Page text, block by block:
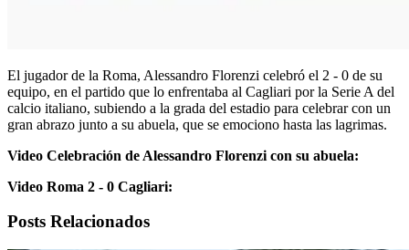
El jugador de la Roma, Alessandro Florenzi celebró el 2 - 0 de su
equipo, en el partido que lo enfrentaba al Cagliari por la Serie A del
calcio italiano, subiendo a la grada del estadio para celebrar con un
gran abrazo junto a su abuela, que se emociono hasta las lagrimas.
Video Celebración de Alessandro Florenzi con su abuela:
Video Roma 2 - 0 Cagliari:
Posts Relacionados